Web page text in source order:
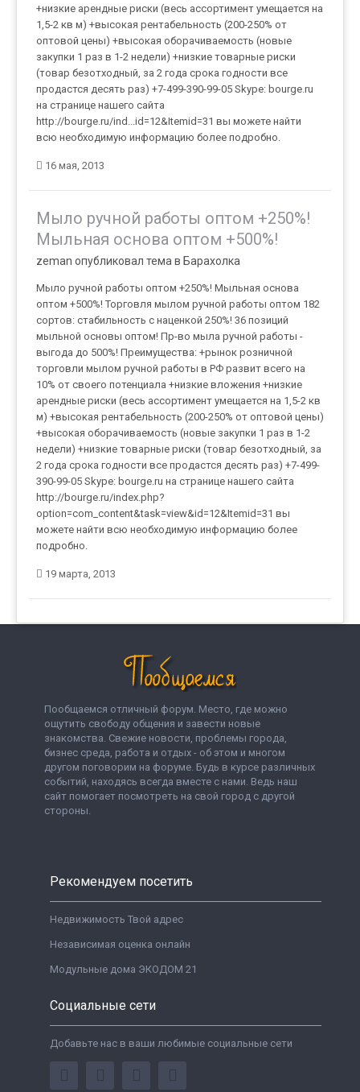
+низкие арендные риски (весь ассортимент умещается на
1,5-2 кв м) +высокая рентабельность (200-250% от
оптовой цены) +высокая оборачиваемость (новые
закупки 1 раз в 1-2 недели) +низкие товарные риски
(товар безотходный, за 2 года срока годности все
продастся десять раз) +7-499-390-99-05 Skype: bourge.ru
на странице нашего сайта
http://bourge.ru/ind...id=12&Itemid=31 вы можете найти
всю необходимую информацию более подробно.
16 мая, 2013
Мыло ручной работы оптом +250%!
Мыльная основа оптом +500%!
zeman опубликовал тема в Барахолка
Мыло ручной работы оптом +250%! Мыльная основа
оптом +500%! Торговля мылом ручной работы оптом 182
сортов: стабильность с наценкой 250%! 36 позиций
мыльной основы оптом! Пр-во мыла ручной работы -
выгода до 500%! Преимущества: +рынок розничной
торговли мылом ручной работы в РФ развит всего на
10% от своего потенциала +низкие вложения +низкие
арендные риски (весь ассортимент умещается на 1,5-2 кв
м) +высокая рентабельность (200-250% от оптовой цены)
+высокая оборачиваемость (новые закупки 1 раз в 1-2
недели) +низкие товарные риски (товар безотходный, за
2 года срока годности все продастся десять раз) +7-499-
390-99-05 Skype: bourge.ru на странице нашего сайта
http://bourge.ru/index.php?
option=com_content&task=view&id=12&Itemid=31 вы
можете найти всю необходимую информацию более
подробно.
19 марта, 2013
Пообщаемся отличный форум. Место, где можно
ощутить свободу общения и завести новые
знакомства. Свежие новости, проблемы города,
бизнес среда, работа и отдых - об этом и многом
другом поговорим на форуме. Будь в курсе различных
событий, находясь всегда вместе с нами. Ведь наш
сайт помогает посмотреть на свой город с другой
стороны.
Рекомендуем посетить
Недвижимость Твой адрес
Независимая оценка онлайн
Модульные дома ЭКОДОМ 21
Социальные сети
Добавьте нас в ваши любимые социальные сети